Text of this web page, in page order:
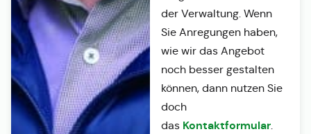
der Verwaltung. Wenn
Sie Anregungen haben,
wie wir das Angebot
noch besser gestalten
können, dann nutzen Sie
doch
das Kontaktformular.